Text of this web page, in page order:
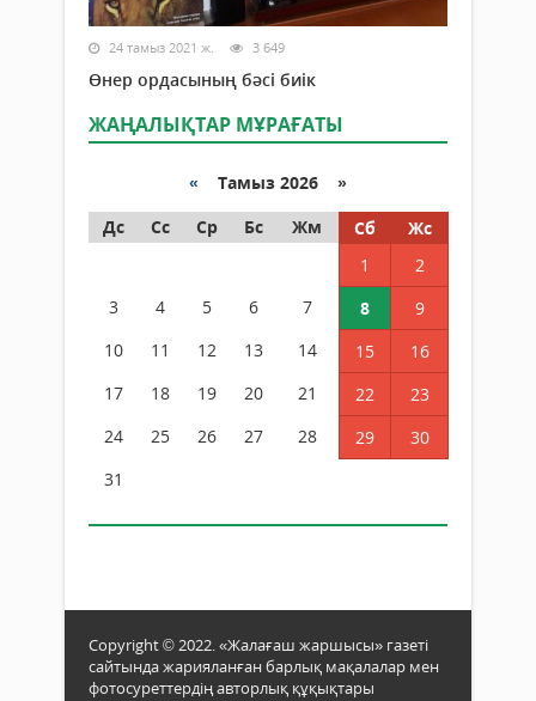
24 тамыз 2021 ж. 3 649
Өнер ордасының бәсі биік
ЖАҢАЛЫҚТАР МҰРАҒАТЫ
« Тамыз 2026 »
Дс
Сс Ср Бс Жм Сб
Жс
1
2
3
4 5 6 7 8
9
10
11 12 13 14 15
16
17
18 19 20 21 22
23
24
25 26 27 28 29
30
31
Copyright © 2022. «Жалағаш жаршысы» газеті
сайтында жарияланған барлық мақалалар мен
фотосуреттердің авторлық құқықтары